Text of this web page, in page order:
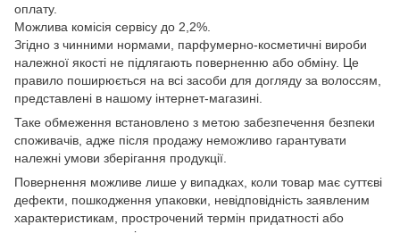
оплату.
Можлива комісія сервісу до 2,2%.
Згідно з чинними нормами, парфумерно-косметичні вироби
належної якості не підлягають поверненню або обміну. Це
правило поширюється на всі засоби для догляду за волоссям,
представлені в нашому інтернет-магазині.
Таке обмеження встановлено з метою забезпечення безпеки
споживачів, адже після продажу неможливо гарантувати
належні умови зберігання продукції.
Повернення можливе лише у випадках, коли товар має суттєві
дефекти, пошкодження упаковки, невідповідність заявленим
характеристикам, прострочений термін придатності або